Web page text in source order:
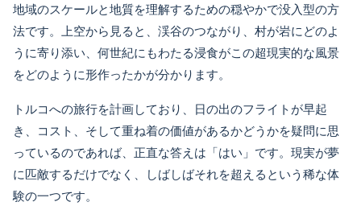
地域のスケールと地質を理解するための穏やかで没入型の方
法です。上空から見ると、渓谷のつながり、村が岩にどのよ
うに寄り添い、何世紀にもわたる浸食がこの超現実的な風景
をどのように形作ったかが分かります。
トルコへの旅行を計画しており、日の出のフライトが早起
き、コスト、そして重ね着の価値があるかどうかを疑問に思
っているのであれば、正直な答えは「はい」です。現実が夢
に匹敵するだけでなく、しばしばそれを超えるという稀な体
験の一つです。